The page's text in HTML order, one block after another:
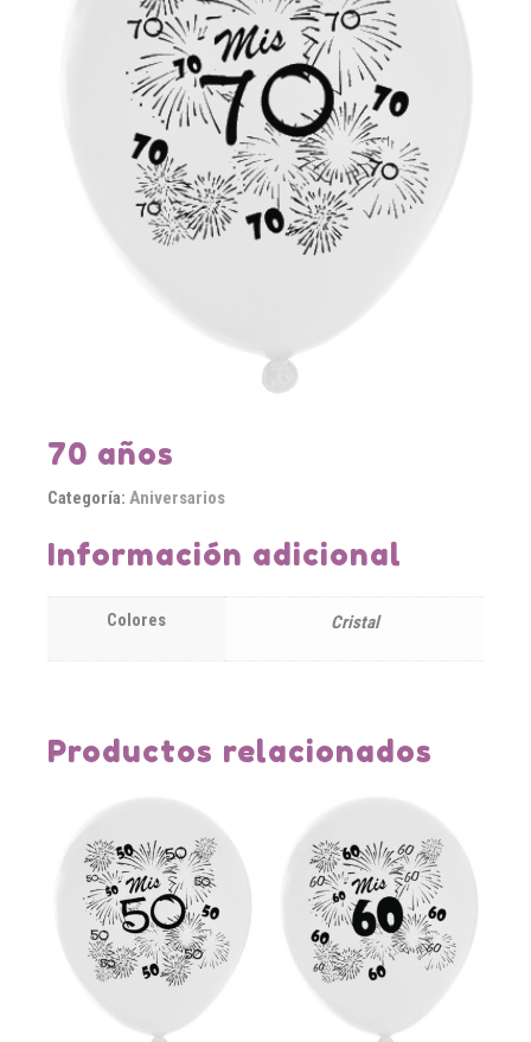
70 años
Categoría: Aniversarios
Información adicional
Colores Cristal
Productos relacionados